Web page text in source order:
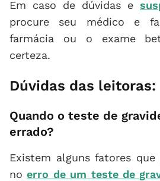
Em caso de dúvidas e
procure seu médico e
farmácia ou o exame
certeza.
Dúvidas das leitoras:
Quando o teste de
errado?
Existem alguns fatores
noerro de um teste de